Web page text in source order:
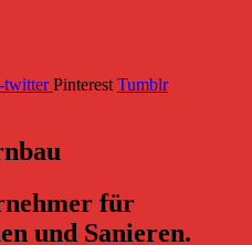
twitter Pinterest Tumblr
für
und Sanieren.